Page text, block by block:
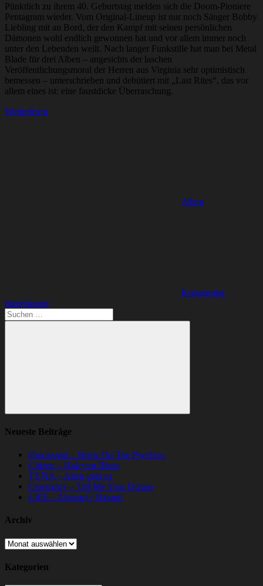
Pünktlich zu ihrem 40. Geburtstag melden sich die Doom-Pioniere
Pentagram wieder. Vom Original-Lineup ist nur noch Sänger Bobby
Liebling mit an Bord, der den Kampf mit seinen persönlichen
Dämonen wohl endlich gewonnen hat und vor allem immer noch
unter den Lebenden weilt. Nach langer Funkstille hat man bei Metal
Blade für drei Alben – angesichts der laschen
Veröffentlichungsmoral der Herren aus Virginia sehr optimistisch
bemessen – unterschrieben und debütiert mit „Last Rites“, das vor
allem eines ist: eine faustdicke Überraschung.
Weiterlesen
Alben
Kommentar
hinterlassen
Suchen
nach:
Suchen
Neueste Beiträge
Quicksand – Bring On The Psychics
Citizen – Halcyon Blues
TYNA – Allen geht es
Ceremony – Tell Me Your Dream
LIFE – Abstract / Natural
Archiv
Archiv
Kategorien